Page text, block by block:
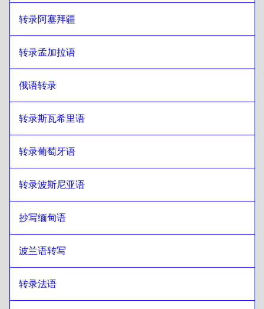
转录阿塞拜疆
转录孟加拉语
俄语转录
转录斯瓦希里语
转录葡萄牙语
转录波斯尼亚语
抄写缅甸语
波兰语转写
转录法语